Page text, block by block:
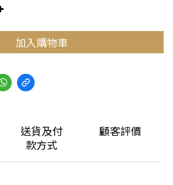
加入購物車
送貨及付
款方式
顧客評價